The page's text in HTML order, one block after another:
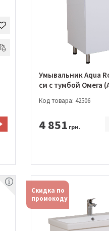
Умывальник Aqua
см с тумбой Омега
Код товара: 42506
4 851 грн.
Скидка по
промокоду